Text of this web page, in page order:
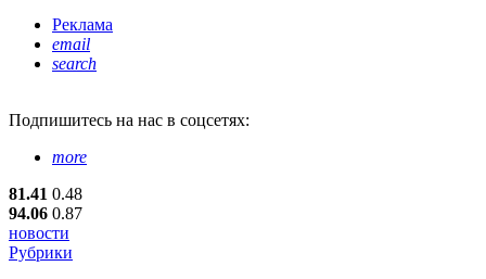
Реклама
email
search
Подпишитесь на нас в соцсетях:
more
81.41 0.48
94.06 0.87
новости
Рубрики